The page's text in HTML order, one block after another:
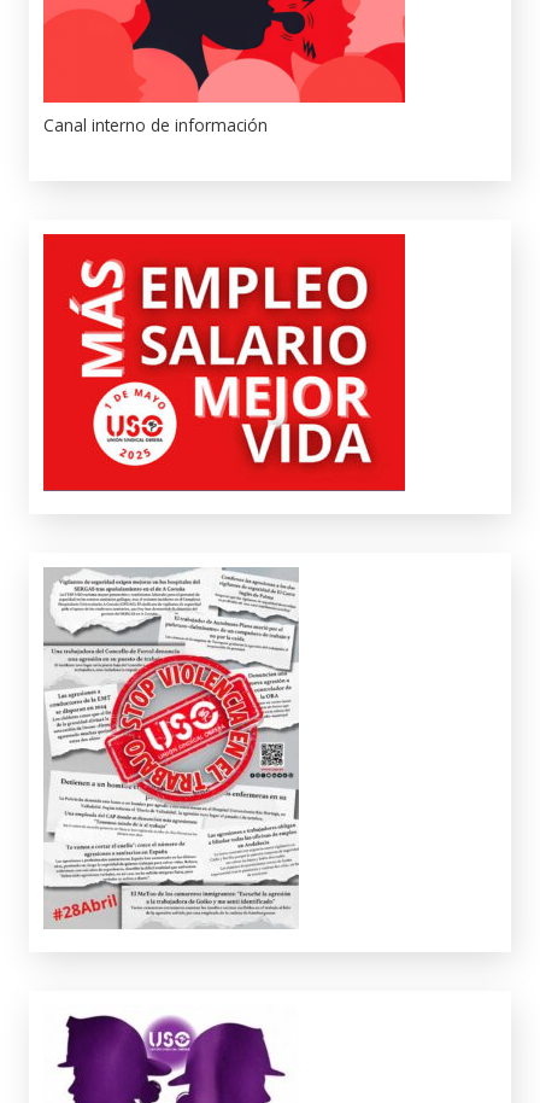
Canal interno de información